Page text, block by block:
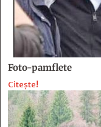
Foto-pamflete
Citește!